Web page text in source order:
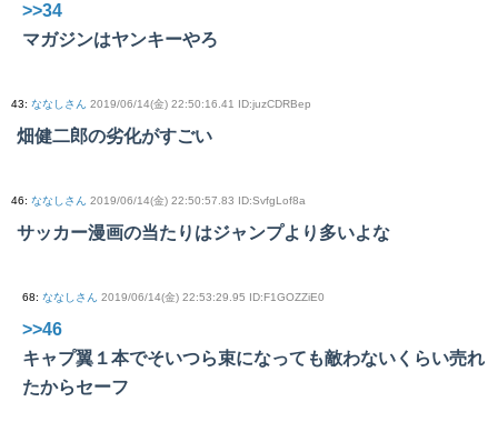
>>34
マガジンはヤンキーやろ
43: ななしさん 2019/06/14(金) 22:50:16.41 ID:juzCDRBep
畑健二郎の劣化がすごい
46: ななしさん 2019/06/14(金) 22:50:57.83 ID:SvfgLof8a
サッカー漫画の当たりはジャンプより多いよな
68: ななしさん 2019/06/14(金) 22:53:29.95 ID:F1GOZZiE0
>>46
キャプ翼１本でそいつら束になっても敵わないくらい売れ
たからセーフ